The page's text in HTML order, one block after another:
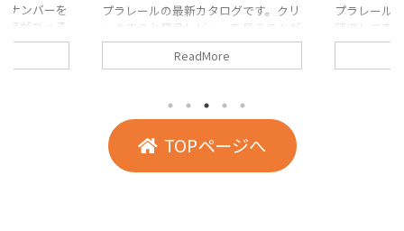
です。クリ
見ることが
にしてくだ
プラレール車両の完成度を5点満点で
評価してます。ギミック、ボディーの
クオリティ、おもちゃとしての強度・
使いやすさなど総合的に判断していま
と、各レビューを閲覧できます。
ReadMore
プラレール
成度を5点満
ック、デザ
TOPページへ